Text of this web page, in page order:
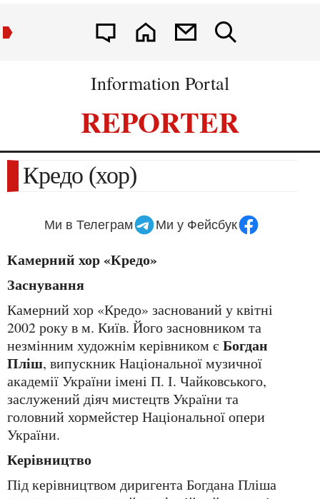
Information Portal
REPORTER
Кредо (хор)
Ми в Телеграм Ми у Фейсбук
Камерний хор «Кредо»
Заснування
Камерний хор «Кредо» заснований у квітні
2002 року в м. Київ. Його засновником та
незмінним художнім керівником є Богдан
Пліш, випускник Національної музичної
академії України імені П. І. Чайковського,
заслужений діяч мистецтв України та
головний хормейстер Національної опери
України.
Керівництво
Під керівництвом диригента Богдана Пліша